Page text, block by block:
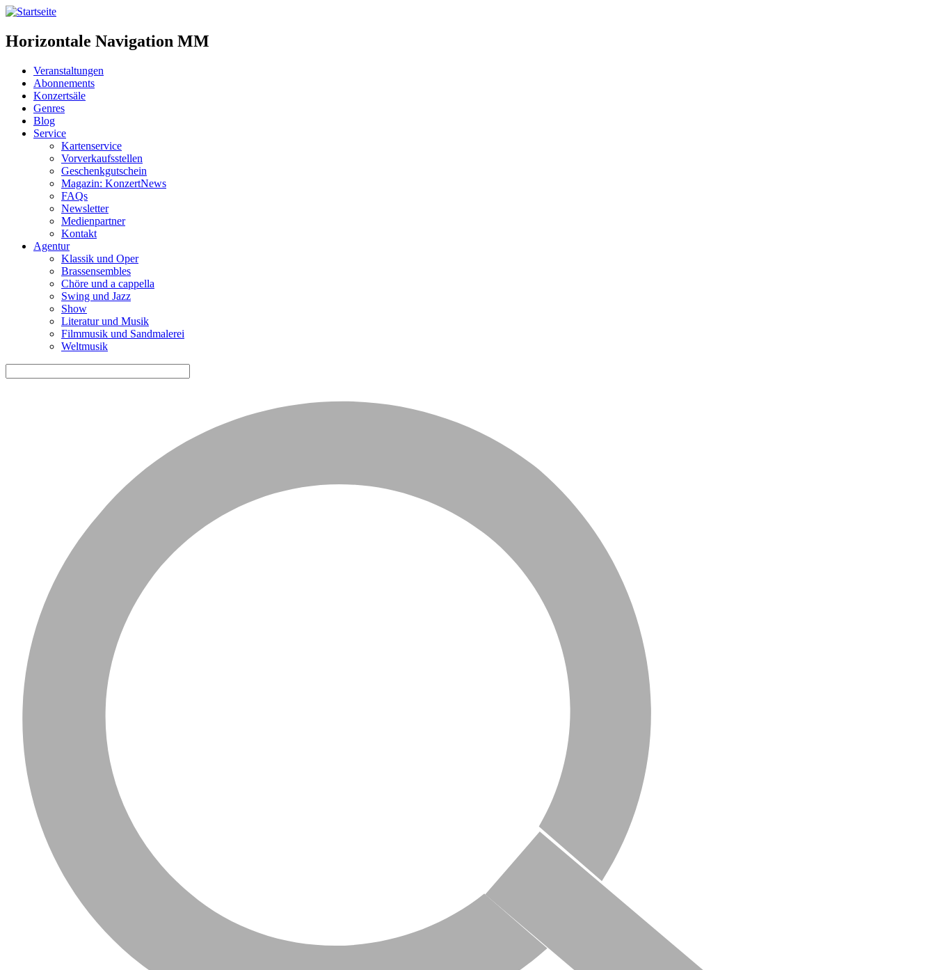
Horizontale Navigation MM
Veranstaltungen
Abonnements
Konzertsäle
Genres
Blog
Service
Kartenservice
Vorverkaufsstellen
Geschenkgutschein
Magazin: KonzertNews
FAQs
Newsletter
Medienpartner
Kontakt
Agentur
Klassik und Oper
Brassensembles
Chöre und a cappella
Swing und Jazz
Show
Literatur und Musik
Filmmusik und Sandmalerei
Weltmusik